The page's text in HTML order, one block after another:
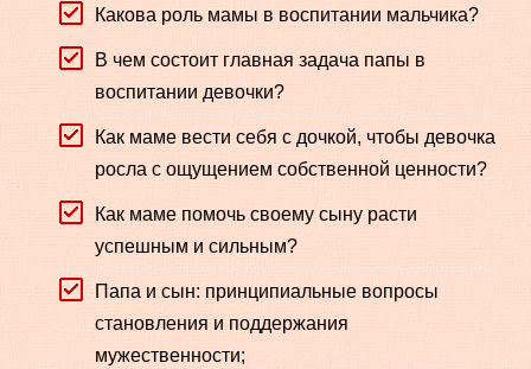
Какова роль мамы в воспитании мальчика?
В чем состоит главная задача папы в
воспитании девочки?
Как маме вести себя с дочкой, чтобы девочка
росла с ощущением собственной ценности?
Как маме помочь своему сыну расти
успешным и сильным?
Папа и сын: принципиальные вопросы
становления и поддержания
мужественности;